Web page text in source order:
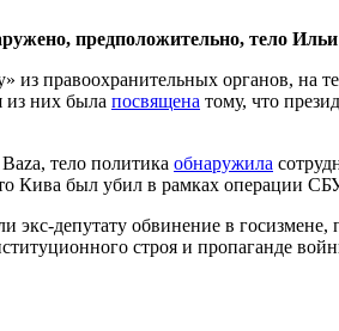
предположительно, тело
из правоохранительных органов, на
из них была посвящена тому, что
тело политика обнаружила
Кива был убил в рамках операции
экс-депутату обвинение в
строя и пропаганде